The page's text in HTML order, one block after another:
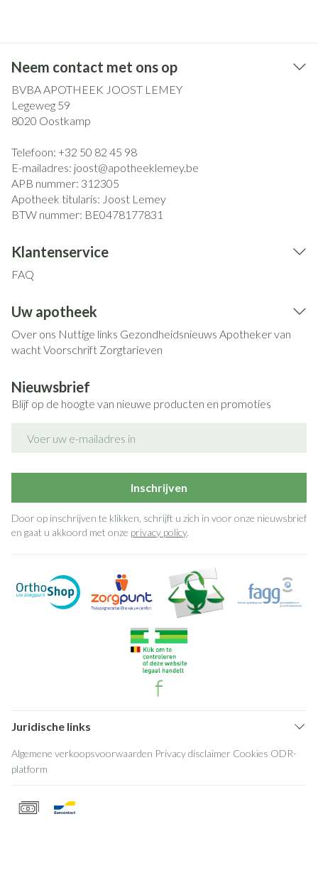
Neem contact met ons op
BVBA APOTHEEK JOOST LEMEY
Legeweg 59
8020 Oostkamp
Telefoon: +32 50 82 45 98
E-mailadres: joost@apotheeklemey.be
APB nummer: 312305
Apotheek titularis: Joost Lemey
BTW nummer: BE0478177831
Klantenservice
FAQ
Uw apotheek
Over ons Nuttige links Gezondheidsnieuws Apotheker van
wachtVoorschrift Zorgtarieven
Nieuwsbrief
Blijf op de hoogte van nieuwe producten en promoties
Inschrijven
Door op inschrijven te klikken, schrijft u zich in voor onze nieuwsbrief
en gaat u akkoord met onze privacy policy.
Juridische links
Algemene verkoopsvoorwaarden Privacy disclaimer Cookies ODR-
platform